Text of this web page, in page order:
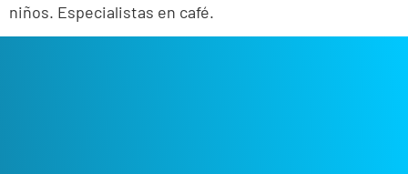
niños. Especialistas en café.